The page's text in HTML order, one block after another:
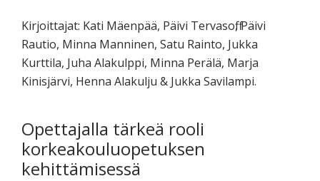
Kirjoittajat: Kati Mäenpää, Päivi Tervasoff, Päivi
Rautio, Minna Manninen, Satu Rainto, Jukka
Kurttila, Juha Alakulppi, Minna Perälä, Marja
Kinisjärvi, Henna Alakulju & Jukka Savilampi.
Opettajalla tärkeä rooli
korkeakouluopetuksen
kehittämisessä